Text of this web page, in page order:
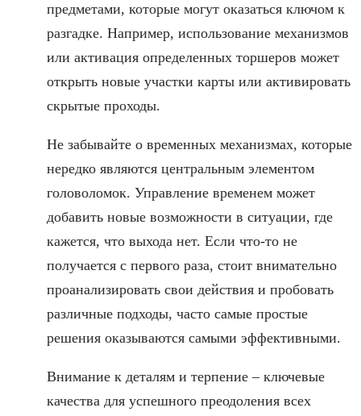
предметами, которые могут оказаться ключом к
разгадке. Например, использование механизмов
или активация определенных торшеров может
открыть новые участки карты или активировать
скрытые проходы.
Не забывайте о временных механизмах, которые
нередко являются центральным элементом
головоломок. Управление временем может
добавить новые возможности в ситуации, где
кажется, что выхода нет. Если что-то не
получается с первого раза, стоит внимательно
проанализировать свои действия и пробовать
различные подходы, часто самые простые
решения оказываются самыми эффективными.
Внимание к деталям и терпение – ключевые
качества для успешного преодоления всех